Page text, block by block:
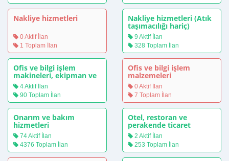
Nakliye hizmetleri
0 Aktif İlan
1 Toplam İlan
Nakliye hizmetleri (Atık
taşımacılığı hariç)
9 Aktif İlan
328 Toplam İlan
Ofis ve bilgi işlem
makineleri, ekipman ve
malzemeleri
4 Aktif İlan
90 Toplam İlan
Ofis ve bilgi işlem
malzemeleri
0 Aktif İlan
7 Toplam İlan
Onarım ve bakım
hizmetleri
74 Aktif İlan
4376 Toplam İlan
Otel, restoran ve
perakende ticaret
hizmetleri
2 Aktif İlan
253 Toplam İlan